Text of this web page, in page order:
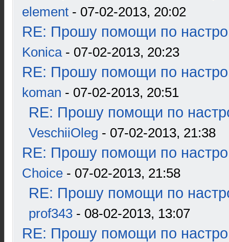
element - 07-02-2013, 20:02
RE: Прошу помощи по
Konica- 07-02-2013, 20:23
RE: Прошу помощи по
koman - 07-02-2013, 20:51
RE: Прошу помощи по
VeschiiOleg - 07-02-2013, 21:38
RE: Прошу помощи по
Choice - 07-02-2013, 21:58
RE: Прошу помощи по
prof343 - 08-02-2013, 13:07
RE: Прошу помощи по